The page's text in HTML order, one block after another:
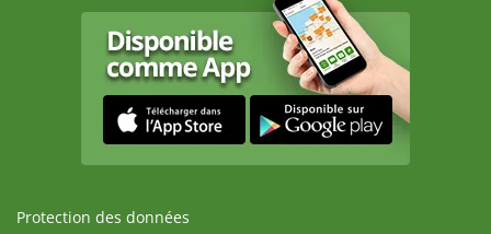
Protection des données